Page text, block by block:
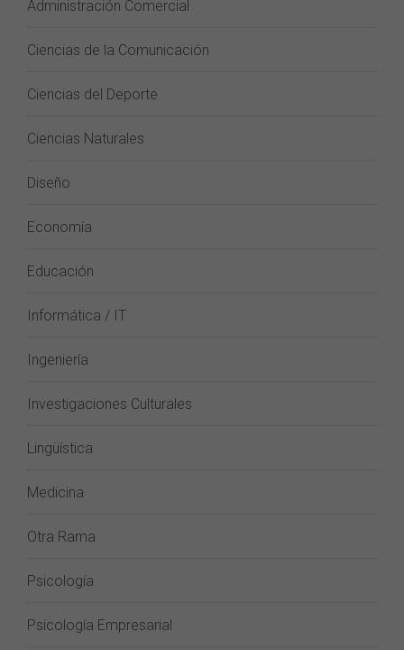
Administración Comercial
Ciencias de la Comunicación
Ciencias del Deporte
Ciencias Naturales
Diseño
Economía
Educación
Informática / IT
Ingeniería
Investigaciones Culturales
Lingüística
Medicina
Otra Rama
Psicología
Psicología Empresarial